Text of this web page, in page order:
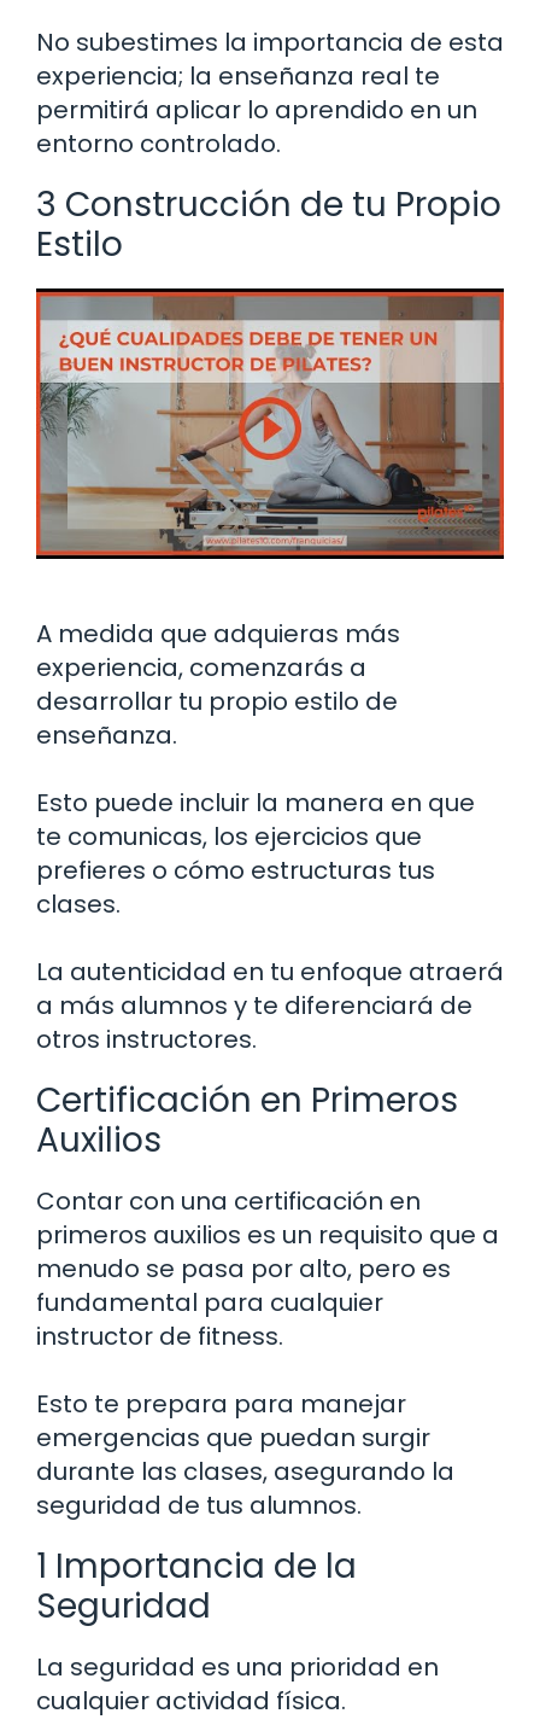
No subestimes la importancia de esta
experiencia; la enseñanza real te
permitirá aplicar lo aprendido en un
entorno controlado.
3 Construcción de tu Propio
Estilo
A medida que adquieras más
experiencia, comenzarás a
desarrollar tu propio estilo de
enseñanza.
Esto puede incluir la manera en que
te comunicas, los ejercicios que
prefieres o cómo estructuras tus
clases.
La autenticidad en tu enfoque atraerá
a más alumnos y te diferenciará de
otros instructores.
Certificación en Primeros
Auxilios
Contar con una certificación en
primeros auxilios es un requisito que a
menudo se pasa por alto, pero es
fundamental para cualquier
instructor de fitness.
Esto te prepara para manejar
emergencias que puedan surgir
durante las clases, asegurando la
seguridad de tus alumnos.
1 Importancia de la
Seguridad
La seguridad es una prioridad en
cualquier actividad física.